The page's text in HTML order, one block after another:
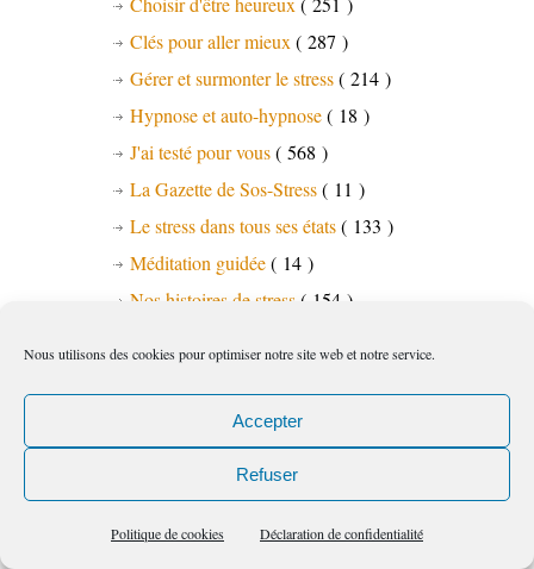
Nous utilisons des cookies pour optimiser notre site web et notre service.
Accepter
Refuser
Politique de cookies Déclaration de confidentialité
Clés pour aller mieux( 287 )
Gérer et surmonter le stress( 214 )
Hypnose et auto-hypnose( 18 )
J'ai testé pour vous( 568 )
La Gazette de Sos-Stress( 11 )
Le stress dans tous ses états( 133 )
Méditation guidée( 14 )
Nos histoires de stress ( 154 )
( 117 )
Vrai ou faux( 17 )
( 119 )